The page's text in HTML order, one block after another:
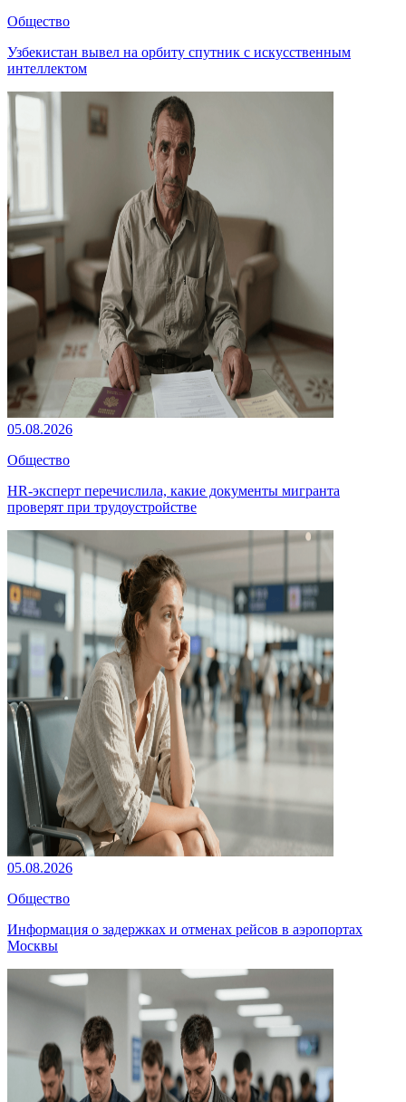
Общество
Узбекистан вывел на орбиту спутник с искусственным
интеллектом
05.08.2026
Общество
HR-эксперт перечислила, какие документы мигранта
проверят при трудоустройстве
05.08.2026
Общество
Информация о задержках и отменах рейсов в аэропортах
Москвы